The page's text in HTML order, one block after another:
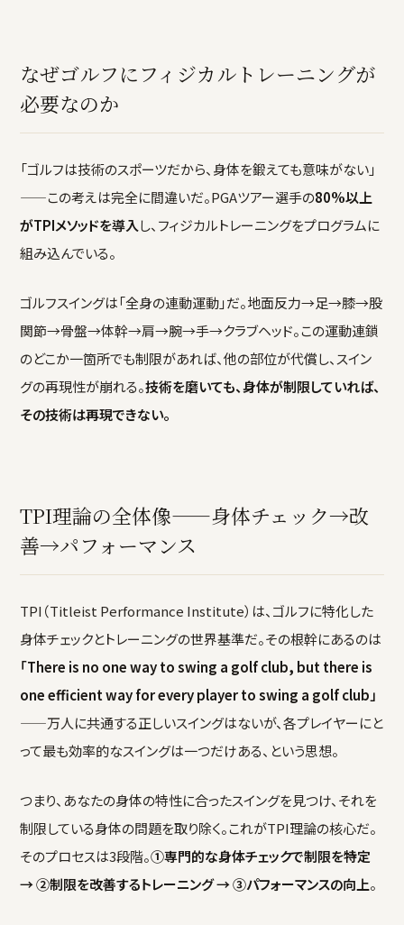
なぜゴルフにフィジカルトレーニングが
必要なのか
「ゴルフは技術のスポーツだから、身体を鍛えても意味がない」
——この考えは完全に間違いだ。PGAツアー選手の80%以上
がTPIメソッドを導入し、フィジカルトレーニングをプログラムに
組み込んでいる。
ゴルフスイングは「全身の連動運動」だ。地面反力→足→膝→股
関節→骨盤→体幹→肩→腕→手→クラブヘッド。この運動連鎖
のどこか一箇所でも制限があれば、他の部位が代償し、スイン
グの再現性が崩れる。技術を磨いても、身体が制限していれば、
その技術は再現できない。
TPI理論の全体像——身体チェック→改
善→パフォーマンス
TPI（Titleist Performance Institute）は、ゴルフに特化した
身体チェックとトレーニングの世界基準だ。その根幹にあるのは
「There is no one way to swing a golf club, but there is
one efficient way for every player to swing a golf club」
——万人に共通する正しいスイングはないが、各プレイヤーにと
って最も効率的なスイングは一つだけある、という思想。
つまり、あなたの身体の特性に合ったスイングを見つけ、それを
制限している身体の問題を取り除く。これがTPI理論の核心だ。
そのプロセスは3段階。①専門的な身体チェックで制限を特定
→ ②制限を改善するトレーニング → ③パフォーマンスの向上。